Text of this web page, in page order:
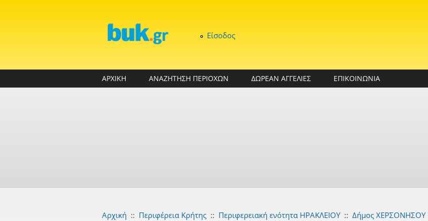
Είσοδος
ΑΡΧΙΚΗ ΑΝΑΖΗΤΗΣΗ ΠΕΡΙΟΧΩΝ ΔΩΡΕΑΝ ΑΓΓΕΛΙΕΣ ΕΠΙΚΟΙΝΩΝΙΑ
Αρχική :: Περιφέρεια Κρήτης :: Περιφερειακή ενότητα ΗΡΑΚΛΕΙΟΥ :: Δήμος ΧΕΡΣΟΝΗΣΟΥ